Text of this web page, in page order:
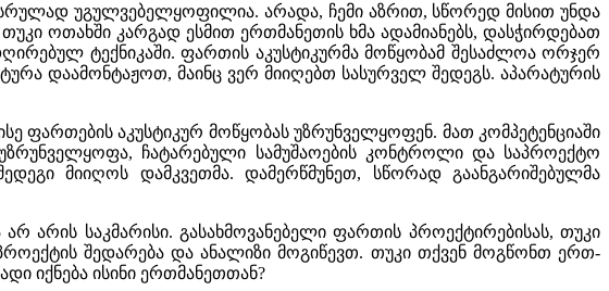
უგულვებელყოფილია. არადა, ჩემი აზრით, სწორედ მისით უნდა
ოთახში კარგად ესმით ერთმანეთის ხმა ადამიანებს, დასჭირდებათ
ტექნიკაში. ფართის აკუსტიკურმა მოწყობამ შესაძლოა ორჯერ
დაამონტაჟოთ, მაინც ვერ მიიღებთ სასურველ შედეგს. აპარატურის
ფართების აკუსტიკურ მოწყობას უზრუნველყოფენ. მათ კომპეტენციაში
ჩატარებული სამუშაოების კონტროლი და საპროექტო
მიიღოს დამკვეთმა. დამერწმუნეთ, სწორად გაანგარიშებულმა
საკმარისი. გასახმოვანებელი ფართის პროექტირებისას, თუკი
შედარება და ანალიზი მოგიწევთ. თუკი თქვენ მოგწონთ ერთ-
იქნება ისინი ერთმანეთთან?